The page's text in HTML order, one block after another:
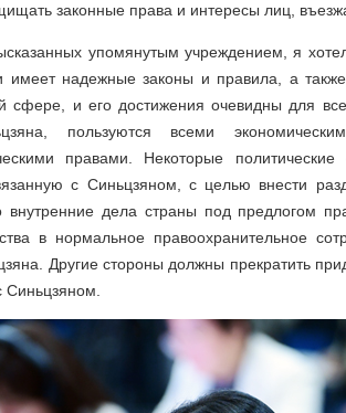
законные права и интересы лиц,
упомянутым учреждением, я
имеет надежные законы и правила, а
сфере, и его достижения очевидны для
пользуются всеми
правами. Некоторые
с Синьцзяном, с целью внести
внутренние дела страны под предлогом
в нормальное правоохранительное
Другие стороны должны прекратить
Синьцзяном.